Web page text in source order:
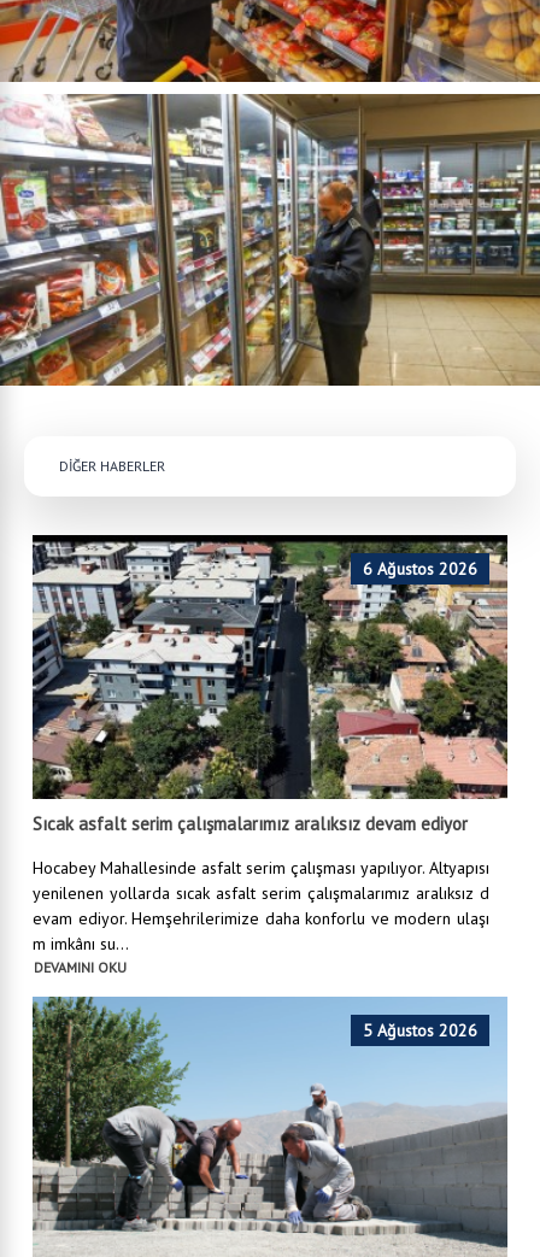
DİĞER HABERLER
6 Ağustos 2026
Sıcak asfalt serim çalışmalarımız aralıksız devam ediyor
Hocabey Mahallesinde asfalt serim çalışması yapılıyor. Altyapısı
yenilenen yollarda sıcak asfalt serim çalışmalarımız aralıksız d
evam ediyor. Hemşehrilerimize daha konforlu ve modern ulaşı
m imkânı su...
DEVAMINI OKU
5 Ağustos 2026